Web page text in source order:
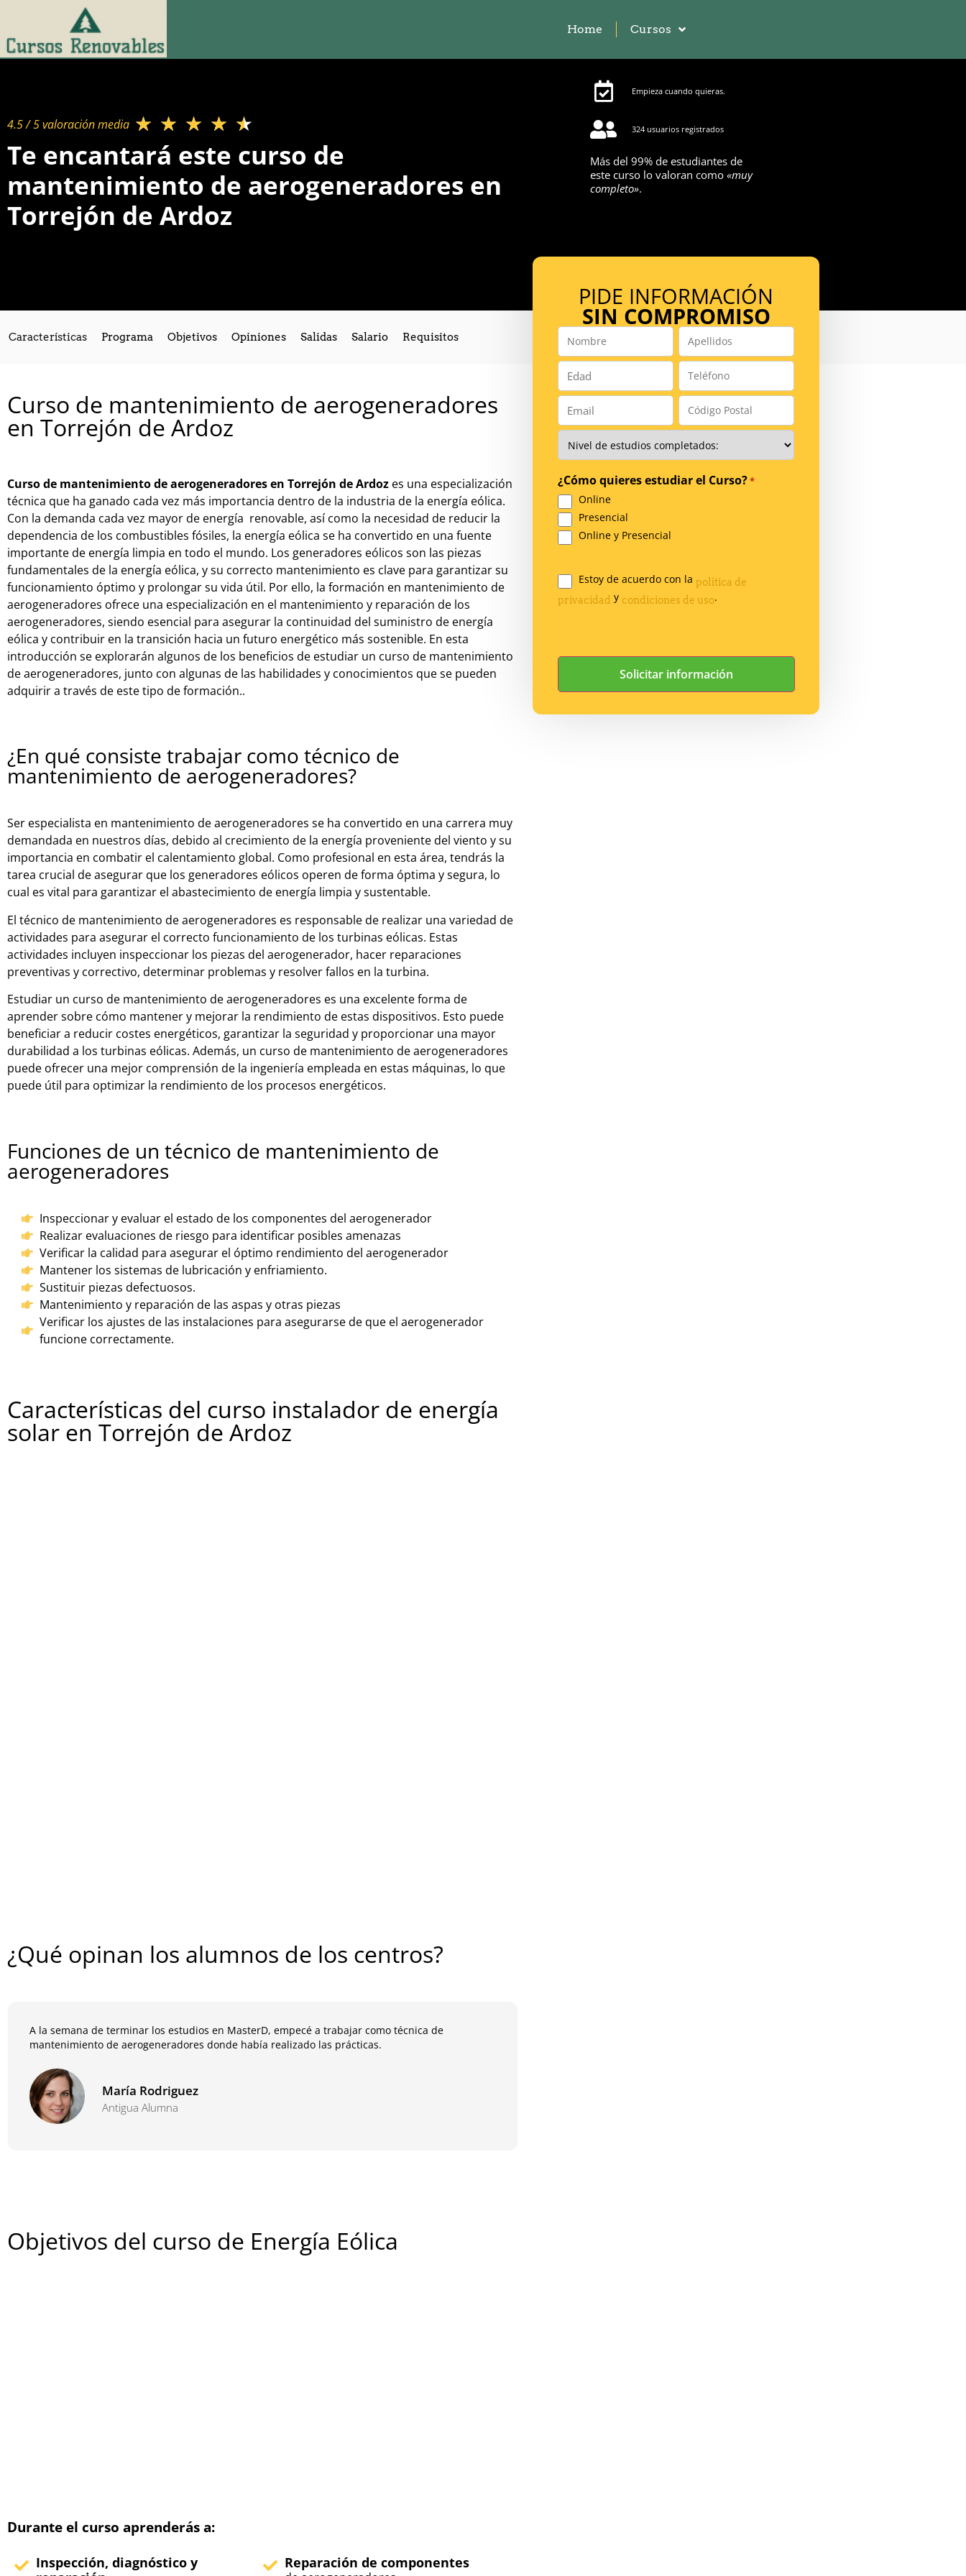
Home Cursos
4.5 / 5 valoración media​ ★ ★ ★ ★ ★
Te encantará este curso de
mantenimiento de aerogeneradores en
Torrejón de Ardoz
Empieza cuando quieras.
324 usuarios registrados
Más del 99% de estudiantes de
este curso lo valoran como «muy
completo».
Características Programa Objetivos Opiniones Salidas Salario Requisitos
Curso de mantenimiento de aerogeneradores
en Torrejón de Ardoz
Curso de mantenimiento de aerogeneradores en Torrejón de Ardoz es una especialización
técnica que ha ganado cada vez más importancia dentro de la industria de la energía eólica.
Con la demanda cada vez mayor de energía renovable, así como la necesidad de reducir la
dependencia de los combustibles fósiles, la energía eólica se ha convertido en una fuente
importante de energía limpia en todo el mundo. Los generadores eólicos son las piezas
fundamentales de la energía eólica, y su correcto mantenimiento es clave para garantizar su
funcionamiento óptimo y prolongar su vida útil. Por ello, la formación en mantenimiento de
aerogeneradores ofrece una especialización en el mantenimiento y reparación de los
aerogeneradores, siendo esencial para asegurar la continuidad del suministro de energía
eólica y contribuir en la transición hacia un futuro energético más sostenible. En esta
introducción se explorarán algunos de los beneficios de estudiar un curso de mantenimiento
de aerogeneradores, junto con algunas de las habilidades y conocimientos que se pueden
adquirir a través de este tipo de formación..
¿En qué consiste trabajar como técnico de
mantenimiento de aerogeneradores?
Ser especialista en mantenimiento de aerogeneradores se ha convertido en una carrera muy
demandada en nuestros días, debido al crecimiento de la energía proveniente del viento y su
importancia en combatir el calentamiento global. Como profesional en esta área, tendrás la
tarea crucial de asegurar que los generadores eólicos operen de forma óptima y segura, lo
cual es vital para garantizar el abastecimiento de energía limpia y sustentable.
El técnico de mantenimiento deaerogeneradores es responsablede realizar una variedad de
actividades para asegurar el correcto funcionamiento de los turbinas eólicas. Estas
actividades incluyen inspeccionar los piezas del aerogenerador, hacer reparaciones
preventivas y correctivo, determinar problemas y resolverfallos en la turbina.
Estudiar un curso de mantenimiento de aerogeneradores es una excelente forma de
aprender sobre cómo mantener y mejorar la rendimiento de estas dispositivos. Esto puede
beneficiar a reducir costes energéticos, garantizar la seguridad y proporcionar una mayor
durabilidad a los turbinas eólicas. Además, un curso de mantenimiento de aerogeneradores
puede ofrecer una mejor comprensión de la ingeniería empleada en estas máquinas, lo que
puede útil para optimizar la rendimiento de los procesos energéticos.
Funciones de un técnico de mantenimiento de
aerogeneradores
Inspeccionar y evaluar el estado de los componentes del aerogenerador
Realizar evaluaciones de riesgo para identificar posibles amenazas
Verificar la calidad para asegurar el óptimo rendimiento del aerogenerador
Mantener los sistemas de lubricación y enfriamiento.
Sustituir piezas defectuosos.
Mantenimiento y reparación de las aspas y otras piezas
Verificar los ajustes de las instalaciones para asegurarse de que el aerogenerador
funcione correctamente.
Características del curso instalador de energía
solar en Torrejón de Ardoz
¿Qué opinan los alumnos de los centros?
A la semana de terminar los estudios en MasterD, empecé a trabajar como técnica de
mantenimiento de aerogeneradores donde había realizado las prácticas.
María Rodriguez
Antigua Alumna
Objetivos del curso de Energía Eólica
Durante el curso aprenderás a:
Inspección, diagnóstico y
Reparación de componentes
PIDE INFORMACIÓN
SIN COMPROMISO
Nombre
*
Apellidos
Número
*
Teléfono
Email
*
Código
Postal
*
Nivel
de
Estudios
*
¿Cómo quieres estudiar el Curso?*
Online
Presencial
Online y Presencial
Legal
*
Estoy de acuerdo con la política de
privacidad y condiciones de uso.